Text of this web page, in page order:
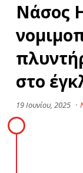
Νάσος
στο
19 Ιουνίου, 2025 ·